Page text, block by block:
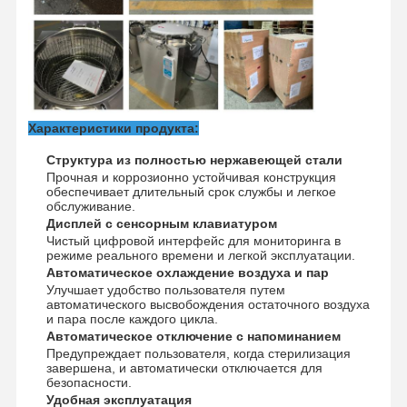
Стерилизатор окиси этилена
Фармацевтический стерилизатор
Оборудование CSSD
Оборудование водоочистки
сушильный шкаф
Лабораторное оборудование
Характеристики продукта:
Структура из полностью нержавеющей стали
Прочная и коррозионно устойчивая конструкция
обеспечивает длительный срок службы и легкое
обслуживание.
Дисплей с сенсорным клавиатуром
Чистый цифровой интерфейс для мониторинга в
режиме реального времени и легкой эксплуатации.
Автоматическое охлаждение воздуха и пар
Улучшает удобство пользователя путем
автоматического высвобождения остаточного воздуха
и пара после каждого цикла.
Автоматическое отключение с напоминанием
Предупреждает пользователя, когда стерилизация
завершена, и автоматически отключается для
безопасности.
Удобная эксплуатация